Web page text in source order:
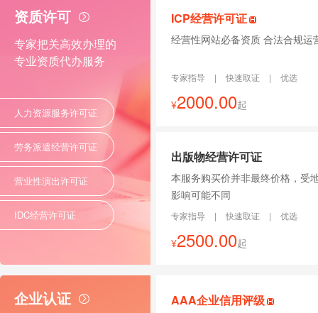
资质许可
专家把关高效办理的
专业资质代办服务
人力资源服务许可证
劳务派遣经营许可证
营业性演出许可证
IDC经营许可证
ICP经营许可证
经营性网站必备资质 合法合规运
专家指导 | 快速取证 | 优选
¥2000.00起
出版物经营许可证
本服务购买价并非最终价格，受
影响可能不同
专家指导 | 快速取证 | 优选
¥2500.00起
企业认证 AAA企业信用评级